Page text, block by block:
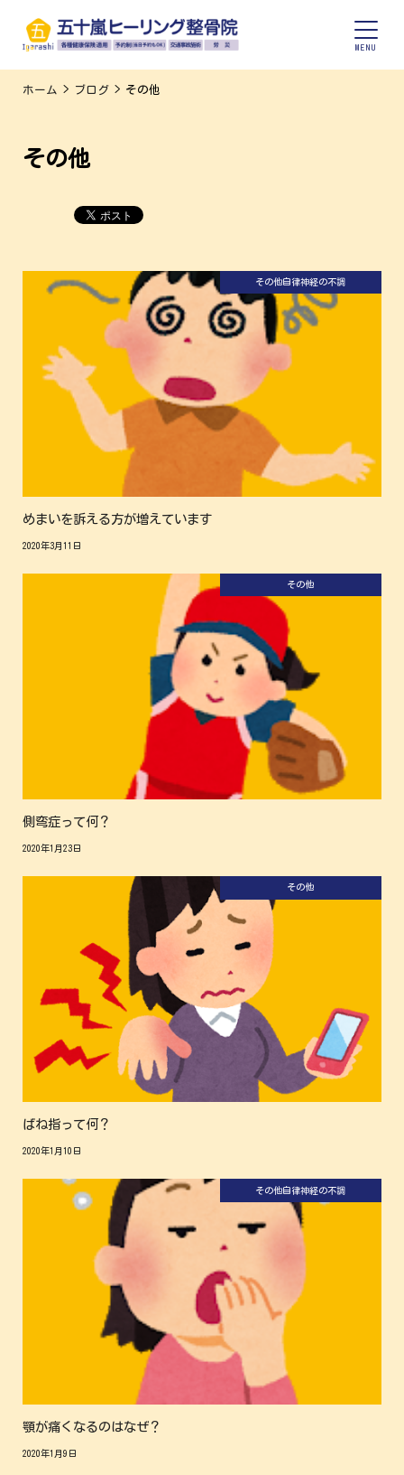
ホーム > ブログ > その他
その他
めまいを訴える方が増えています
その他自律神経の不調
2020年3月11日
側弯症って何？
その他
2020年1月23日
ばね指って何？
その他
2020年1月10日
顎が痛くなるのはなぜ？
その他自律神経の不調
2020年1月9日